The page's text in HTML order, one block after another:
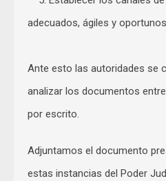
adecuados, ágiles y
Ante esto las autoridades se
analizar los documentos
por escrito.
Adjuntamos el documento
estas instancias del Poder